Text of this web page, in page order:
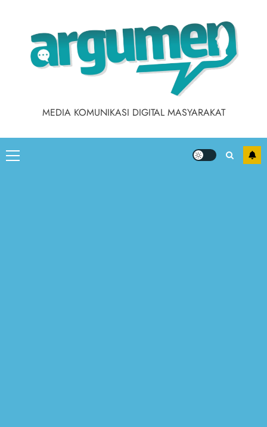
MEDIA KOMUNIKASI DIGITAL MASYARAKAT